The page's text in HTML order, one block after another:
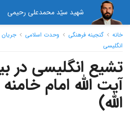
شهید سیّد محمدعلی رحیمی
خانه گنجینه فرهنگی وحدت اسلامی
انگلیسی
تشیع انگلیسی در
آیت الله امام
الله)